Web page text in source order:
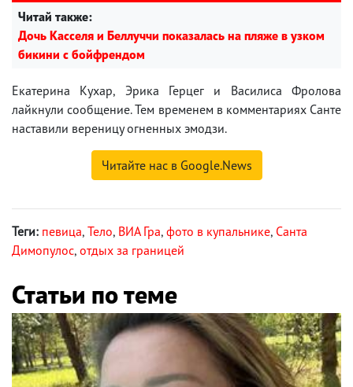
Читай также:
Дочь Касселя и Беллуччи показалась на пляже в узком
бикини с бойфрендом
Екатерина Кухар, Эрика Герцег и Василиса Фролова
лайкнули сообщение. Тем временем в комментариях Санте
наставили вереницу огненных эмодзи.
Читайте нас в Google.News
Теги: певица, Тело, ВИА Гра, фото в купальнике, Санта
Димопулос, отдых за границей
Статьи по теме